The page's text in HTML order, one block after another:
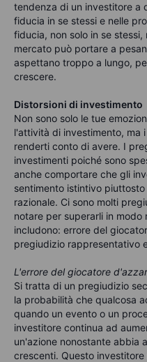
tendenza di un investitore a
fiducia in se stessi e nelle
fiducia, non solo in se
mercato può portare a
aspettano troppo a lungo,
crescere.
Distorsioni di investimento
Non sono solo le tue
l'attività di investimento, ma
renderti conto di avere. I
investimenti poiché sono
anche comportare che gli
sentimento istintivo
razionale. Ci sono molti
notare per superarli in
includono: errore del
pregiudizio rappresentativo
L'errore del giocatore
Si tratta di un pregiudizio
la probabilità che qualcosa
quando un evento o un
investitore continua ad
un'azione nonostante abbia
crescenti. Questo